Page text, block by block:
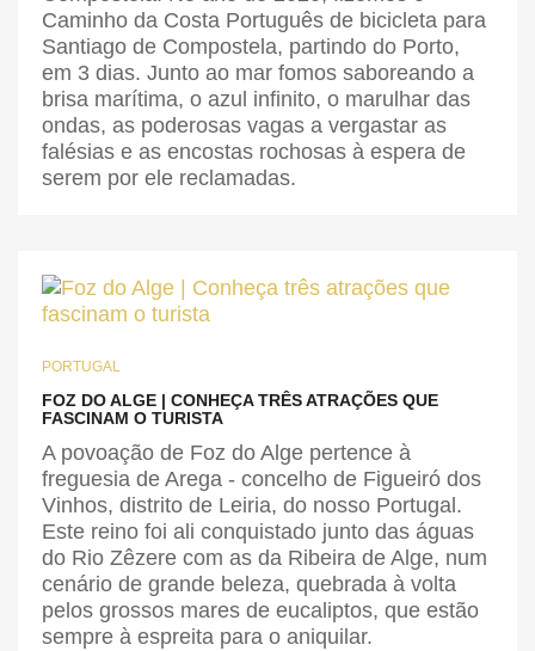
Caminho da Costa Português de bicicleta para
Santiago de Compostela, partindo do Porto,
em 3 dias. Junto ao mar fomos saboreando a
brisa marítima, o azul infinito, o marulhar das
ondas, as poderosas vagas a vergastar as
falésias e as encostas rochosas à espera de
serem por ele reclamadas.
PORTUGAL
FOZ DO ALGE | CONHEÇA TRÊS ATRAÇÕES QUE
FASCINAM O TURISTA
A povoação de Foz do Alge pertence à
freguesia de Arega - concelho de Figueiró dos
Vinhos, distrito de Leiria, do nosso Portugal.
Este reino foi ali conquistado junto das águas
do Rio Zêzere com as da Ribeira de Alge, num
cenário de grande beleza, quebrada à volta
pelos grossos mares de eucaliptos, que estão
sempre à espreita para o aniquilar.